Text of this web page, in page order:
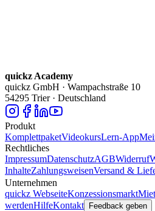
quickz Academy
quickz GmbH · Wampachstraße 10
54295 Trier · Deutschland
Produkt
KomplettpaketVideokursLern-App
Rechtliches
ImpressumDatenschutzAGBWiderruf
InhalteZahlungsweisenVersand &
Unternehmen
quickz WebseiteKonzessionsmarkt
werdenHilfeKontakt Feedback geben